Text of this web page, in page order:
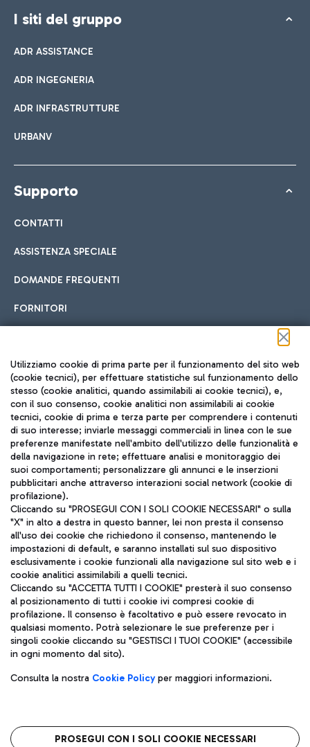
I siti del gruppo
ADR ASSISTANCE
ADR INGEGNERIA
ADR INFRASTRUTTURE
URBANV
Supporto
CONTATTI
ASSISTENZA SPECIALE
DOMANDE FREQUENTI
FORNITORI
Seguici sui social
TRAVEL JOURNAL
ITA
Aeroporti di Roma S.p.A. - Società soggetta a direzione e
coordinamento di Mundys S.p.A.
Codice fiscale e Registro delle Imprese di Roma 13032990155 P.
IVA 06572251004
Capitale sociale 62.224.743,00 int. vers.
Sede legale: Via Pier Paolo Racchetti 1 - 00054 Fiumicino (RM)
telefono +39 06 65951
Privacy policy
Note legali
Roma FCO
L'aeroporto stellato
Utilizziamo cookie di prima parte per il funzionamento del sito web
(cookie tecnici), per effettuare statistiche sul funzionamento dello
stesso (cookie analitici, quando assimilabili ai cookie tecnici), e,
con il suo consenso, cookie analitici non assimilabili ai cookie
tecnici, cookie di prima e terza parte per comprendere i contenuti
di suo interesse; inviarle messaggi commerciali in linea con le sue
preferenze manifestate nell'ambito dell'utilizzo delle funzionalità e
della navigazione in rete; effettuare analisi e monitoraggio dei
suoi comportamenti; personalizzare gli annunci e le inserzioni
pubblicitari anche attraverso interazioni social network (cookie di
profilazione).
Cliccando su "PROSEGUI CON I SOLI COOKIE NECESSARI" o sulla
"X" in alto a destra in questo banner, lei non presta il consenso
all'uso dei cookie che richiedono il consenso, mantenendo le
impostazioni di default, e saranno installati sul suo dispositivo
esclusivamente i cookie funzionali alla navigazione sul sito web e i
cookie analitici assimilabili a quelli tecnici.
Cliccando su "ACCETTA TUTTI I COOKIE" presterà il suo consenso
al posizionamento di tutti i cookie ivi compresi cookie di
profilazione. Il consenso è facoltativo e può essere revocato in
qualsiasi momento. Potrà selezionare le sue preferenze per i
singoli cookie cliccando su "GESTISCI I TUOI COOKIE" (accessibile
in ogni momento dal sito).
Consulta la nostra Cookie Policyper maggiori informazioni.
PROSEGUI CON I SOLI COOKIE NECESSARI